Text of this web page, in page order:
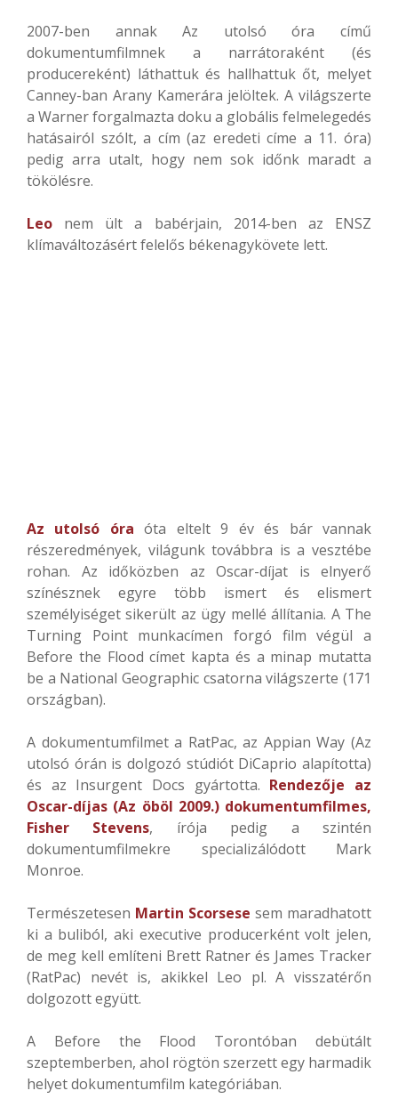
2007-ben annak Az utolsó óra című
dokumentumfilmnek a narrátoraként (és
producereként) láthattuk és hallhattuk őt, melyet
Canney-ban Arany Kamerára jelöltek. A világszerte
a Warner forgalmazta doku a globális felmelegedés
hatásairól szólt, a cím (az eredeti címe a 11. óra)
pedig arra utalt, hogy nem sok időnk maradt a
tökölésre.
Leo nem ült a babérjain, 2014-ben az ENSZ
klímaváltozásért felelős békenagykövete lett.
Az utolsó óra óta eltelt 9 év és bár vannak
részeredmények, világunk továbbra is a vesztébe
rohan. Az időközben az Oscar-díjat is elnyerő
színésznek egyre több ismert és elismert
személyiséget sikerült az ügy mellé állítania. A The
Turning Point munkacímen forgó film végül a
Before the Flood címet kapta és a minap mutatta
be a National Geographic csatorna világszerte (171
országban).
A dokumentumfilmet a RatPac, az Appian Way (Az
utolsó órán is dolgozó stúdiót DiCaprio alapította)
és az Insurgent Docs gyártotta. Rendezője az
Oscar-díjas (Az öböl 2009.) dokumentumfilmes,
Fisher Stevens, írója pedig a szintén
dokumentumfilmekre specializálódott Mark
Monroe.
Természetesen Martin Scorsese sem maradhatott
ki a buliból, aki executive producerként volt jelen,
de meg kell említeni Brett Ratner és James Tracker
(RatPac) nevét is, akikkel Leo pl. A visszatérőn
dolgozott együtt.
A Before the Flood Torontóban debütált
szeptemberben, ahol rögtön szerzett egy harmadik
helyet dokumentumfilm kategóriában.